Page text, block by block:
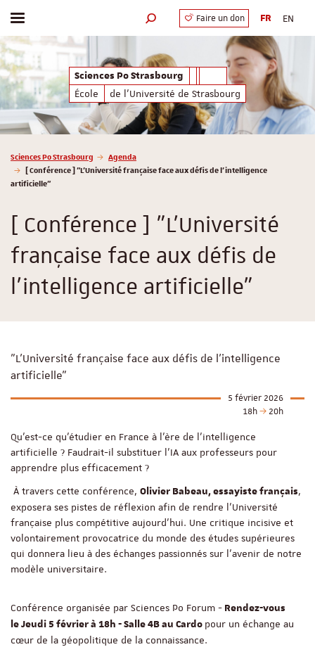
Sciences Po Strasbourg
École
de l'Université de Strasbourg
Afficher / masquer le menu Moteur de recherche
Faire un don FR EN
Vous êtes ici :
Sciences Po Strasbourg
Agenda
[ Conférence ] "L'Université française face aux défis de l'intelligence
artificielle"
[ Conférence ] "L'Université
française face aux défis de
l'intelligence artificielle"
"L'Université française face aux défis de l'intelligence
artificielle"
5 février 2026
18h
20h
Qu'est-ce qu'étudier en France à l'ère de l'intelligence
artificielle ? Faudrait-il substituer l’IA aux professeurs pour
apprendre plus efficacement ?
À travers cette conférence, Olivier Babeau, essayiste français,
exposera ses pistes de réflexion afin de rendre l'Université
française plus compétitive aujourd'hui. Une critique incisive et
volontairement provocatrice du monde des études supérieures
qui donnera lieu à des échanges passionnés sur l’avenir de notre
modèle universitaire.
Conférence organisée par Sciences Po Forum - Rendez-vous
le Jeudi 5 février à 18h - Salle 4B au Cardo pour un échange au
cœur de la géopolitique de la connaissance.